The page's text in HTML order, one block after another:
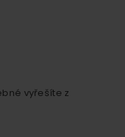
vyřešíte z